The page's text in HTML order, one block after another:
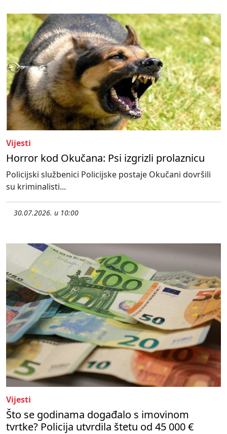
Vijesti
Horror kod Okučana: Psi izgrizli prolaznicu
Policijski službenici Policijske postaje Okučani dovršili
su kriminalisti...
30.07.2026. u 10:00
Vijesti
Što se godinama događalo s imovinom
tvrtke? Policija utvrdila štetu od 45 000 €